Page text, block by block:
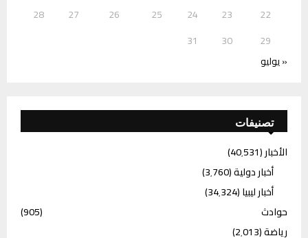
22
23
24
25
26
27
28
29
30
31
« يوليو
تصنيفات
الأخبار(40٬531)
أخبار دولية(3٬760)
أخبار ليبيا(34٬324)
حوادث
(905)
رياضة(2٬013)